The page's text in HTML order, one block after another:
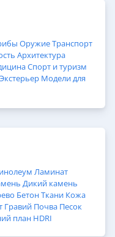
ОружиеТранспорт
Архитектура
Спорт и туризм
Экстерьер Модели для
Ламинат
Дикий камень
БетонТкани Кожа
Гравий Почва Песок
план HDRI